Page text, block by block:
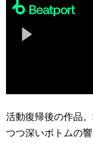
活動復帰後の作品
つつ深いボトムの